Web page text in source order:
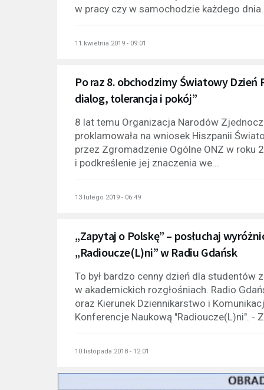
w pracy czy w samochodzie każdego
11 kwietnia 2019 - 09:01
Po raz 8. obchodzimy Światowy Dzień
dialog, tolerancja i pokój”
8 lat temu Organizacja Narodów
proklamowała na wniosek Hiszpanii
przez Zgromadzenie Ogólne ONZ w
i podkreślenie jej znaczenia we...
13 lutego 2019 - 06:49
„Zapytaj o Polskę” – posłuchaj
„Radioucze(L)ni” w Radiu Gdańsk
To był bardzo cenny dzień dla studentów
w akademickich rozgłośniach. Radio
oraz Kierunek Dziennikarstwo i
Konferencje Naukową "Radioucze(L)ni". -
10 listopada 2018 - 12:01